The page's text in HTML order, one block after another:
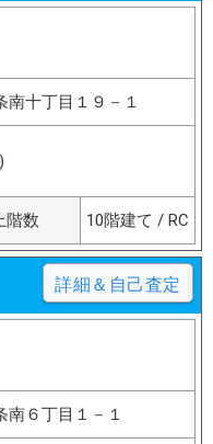
南十丁目１９－１
階数 10階建て / RC
詳細＆自己査定
南６丁目１－１